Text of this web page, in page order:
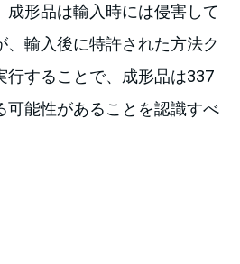
成形品は輸入時には侵害して
、輸入後に特許された方法ク
行することで、成形品は337
可能性があることを認識すべ